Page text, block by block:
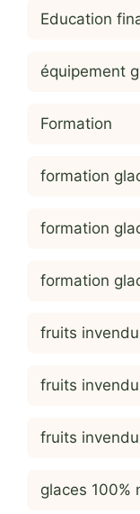
Education
équipement
Formation
formation
formation
formation
fruits
fruits
fruits
glaces 100%